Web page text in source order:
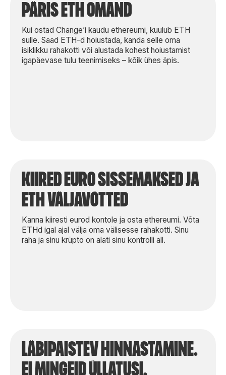
päris eth omand
Kui ostad Change’i kaudu ethereumi, kuulub ETH
sulle. Saad ETH-d hoiustada, kanda selle oma
isiklikku rahakotti või alustada kohest hoiustamist
igapäevase tulu teenimiseks – kõik ühes äpis.
kiired euro sissemaksed ja
eth väljavõtted
Kanna kiiresti eurod kontole ja osta ethereumi. Võta
ETHd igal ajal välja oma välisesse rahakotti. Sinu
raha ja sinu krüpto on alati sinu kontrolli all.
läbipaistev hinnastamine.
ei mingeid üllatusi.